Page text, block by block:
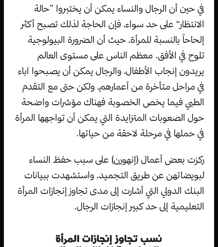
في حين أن الرجال والنساء يمكن أن يختبروا ”حالة
الانتظار“ على حد سواء، فإن الحاجة لذلك تصبح أكثر
إلحاحاً بالنسبة للمرأة، حيث أن الضرورة البيولوجية
تلوح في الأفق. معظم الناس على مستوى العالم
يريدون إنجاب الأطفال، والرجال يمكن أن يصبحوا آباء
في مراحل متأخرة من أعمارهم، ولكن حتى مع التقدم
الطبي فيما يخص الخصوبة فهناك مؤشرات واضحة
حول الصعوبات المتزايدة التي يمكن أن تواجهها المرأة
في حملها في مرحلة لاحقة من حياتها.
ركزت بعض أعمال (إنهورن) على سبب حفظ النساء
لبويضاتهن عن طريق التجميد، واستشهدت ببيانات
البنك الدولي التي أشارت إلى مدى تجاوز إنجازات المرأة
التعليمية إلى حد كبير إنجازات الرجال.